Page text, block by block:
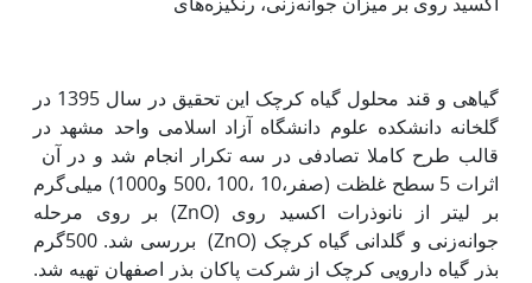
گیاهی و قند محلول گیاه کرچک این تحقیق در سال 1395 در
گلخانه دانشکده علوم دانشگاه آزاد اسلامی واحد مشهد در
قالب طرح کاملا تصادفی در سه تکرار انجام شد و در آن
اثرات 5 سطح غلظت (صفر،10 ،100 ،500 و1000) میلی‌گرم
بر لیتر از نانوذرات اکسید روی (ZnO) بر روی مرحله
جوانه‌زنی و گل‫دانی گیاه کرچک (ZnO) بررسی شد. 500گرم
بذر گیاه دارویی کرچک از شرکت پاکان بذر اصفهان تهیه شد.